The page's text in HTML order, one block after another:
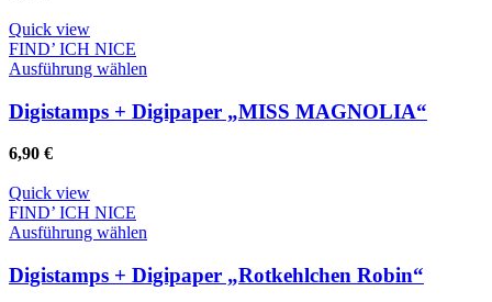
Quick view
FIND’ ICH NICE
Ausführung wählen
weist
mehrere
auf
der
Produktseite
Digistamps + Digipaper „MISS MAGNOLIA“
6,90 €
Quick view
FIND’ ICH NICE
Ausführung wählen
weist
mehrere
Digistamps + Digipaper „Rotkehlchen Robin“